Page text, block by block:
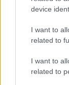
device
I want to
related to
I want to
related to
μεγάλου